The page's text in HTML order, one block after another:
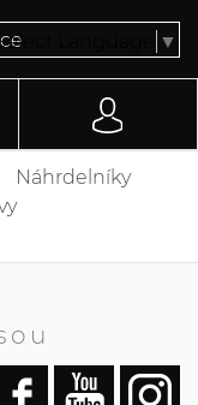
Language ▼
Náhrdelníky